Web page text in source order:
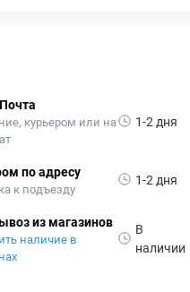
курьером или на
1-2 дня
по адресу
к подъезду
1-2 дня
из магазинов
наличие в
В
наличии